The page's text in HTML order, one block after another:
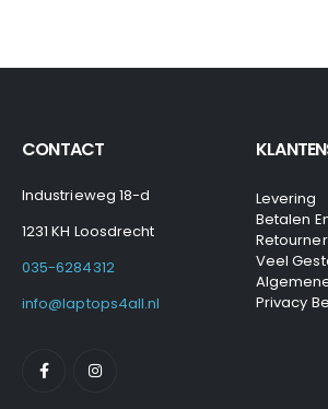
CONTACT
Industrieweg 18-d
1231 KH Loosdrecht
035-6284312
info@laptops4all.nl
Levering
Betalen
Veel
Privacy